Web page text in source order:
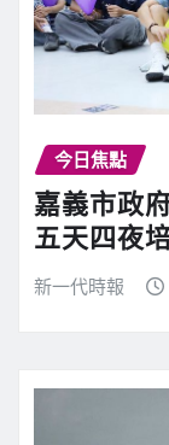
今日焦點
嘉義市政
五天四夜
新一代時報